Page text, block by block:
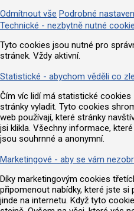
Odmítnout vše Podrobné
Technické - nezbytně nutné
Tyto cookies jsou nutné pro
stránek. Vždy aktivní.
Statistické - abychom věděli co
Čím víc lidí má statistické
stránky vyladit. Tyto cookies
web používají, které stránky
jsi klikla. Všechny informace,
jsou souhrnné a anonymní.
Marketingové - aby se vám
Díky marketingovým cookies
připomenout nabídky, které jste si
jinde na internetu. Když tyto